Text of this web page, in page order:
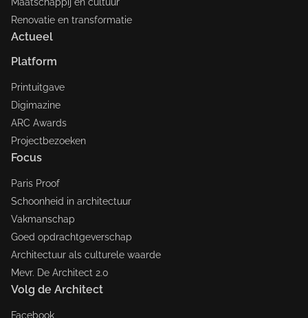
Renovatie en transformatie
Actueel
Platform
Printuitgave
Digimazine
ARC Awards
Projectbezoeken
Focus
Paris Proof
Schoonheid in architectuur
Vakmanschap
Goed opdrachtgeverschap
Architectuur als culturele waarde
Mevr. De Architect 2.0
Volg de Architect
Facebook